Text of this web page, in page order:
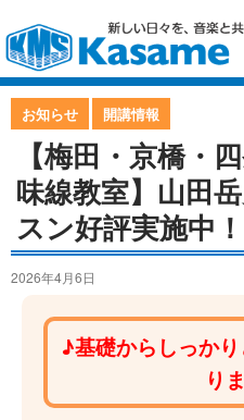
お知らせ 開講情報
【梅田・京橋・
味線教室】山田
スン好評実施中！
2026年4月6日
♪基礎からしっか
り